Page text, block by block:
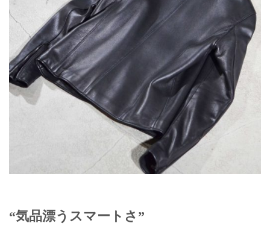
“気品漂うスマートさ”